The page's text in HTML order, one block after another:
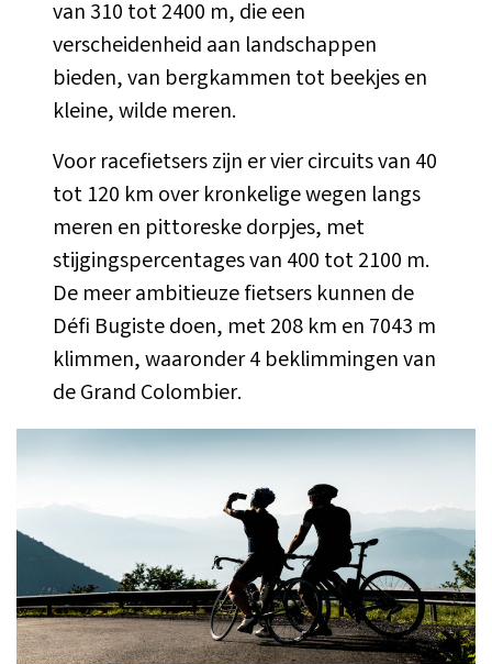
van 310 tot 2400 m, die een
verscheidenheid aan landschappen
bieden, van bergkammen tot beekjes en
kleine, wilde meren.
Voor racefietsers zijn er vier circuits van 40
tot 120 km over kronkelige wegen langs
meren en pittoreske dorpjes, met
stijgingspercentages van 400 tot 2100 m.
De meer ambitieuze fietsers kunnen de
Défi Bugiste doen, met 208 km en 7043 m
klimmen, waaronder 4 beklimmingen van
de Grand Colombier.